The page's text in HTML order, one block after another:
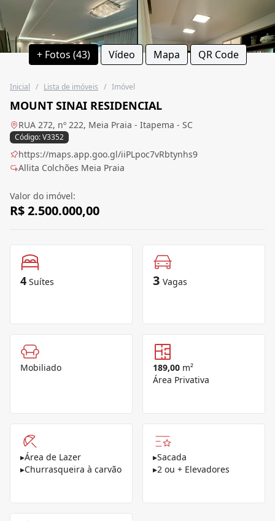
+ Fotos (43) Vídeo Mapa QR Code
Inicial / Lista de imóveis / Imóvel
MOUNT SINAI RESIDENCIAL
RUA 272, nº 222, Meia Praia - Itapema - SC
Código: V3352
https://maps.app.goo.gl/iiPLpoc7vRbtynhs9
Allita Colchões Meia Praia
Valor do imóvel:
R$ 2.500.000,00
4 Suítes 3 Vagas
Mobiliado 189,00 m²
Área Privativa
▸Área de Lazer
▸Churrasqueira à carvão
▸Sacada
▸2 ou + Elevadores